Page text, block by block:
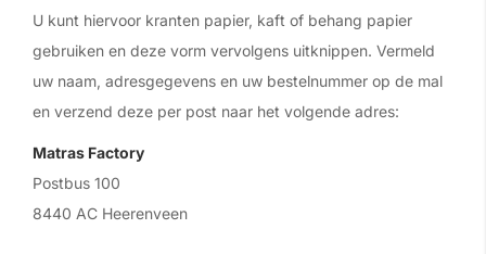
U kunt hiervoor kranten papier, kaft of behang papier
gebruiken en deze vorm vervolgens uitknippen. Vermeld
uw naam, adresgegevens en uw bestelnummer op de mal
en verzend deze per post naar het volgende adres:
Matras Factory
Postbus 100
8440 AC Heerenveen